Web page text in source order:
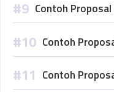
Contoh
Contoh
Contoh